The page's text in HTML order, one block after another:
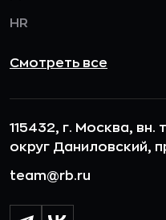
HR
Смотреть все
115432, г. Москва, вн.
округ Даниловский,
team@rb.ru